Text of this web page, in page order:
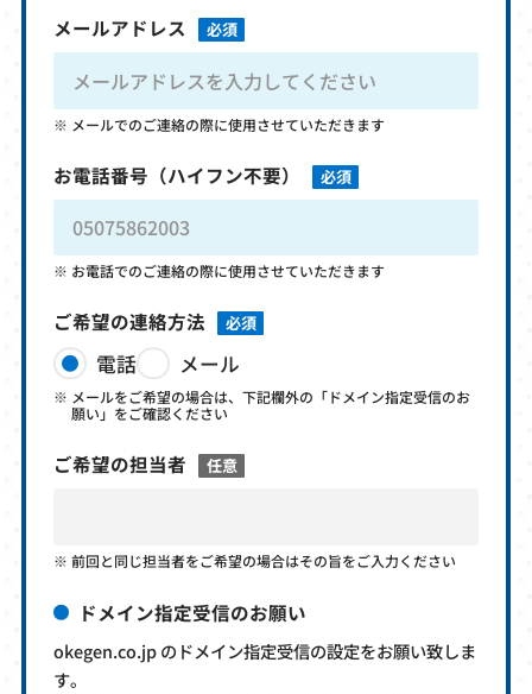
メールアドレス 必須
メールでのご連絡の際に使用させていただきます
お電話番号 （ハイフン不要） 必須
お電話でのご連絡の際に使用させていただきます
ご希望の連絡方法 必須
電話 メール
メールをご希望の場合は、下記欄外の「ドメイン指定受信のお
願い」をご確認ください
ご希望の担当者 任意
前回と同じ担当者をご希望の場合はその旨をご入力ください
ドメイン指定受信のお願い
okegen.co.jp のドメイン指定受信の設定をお願い致しま
す。